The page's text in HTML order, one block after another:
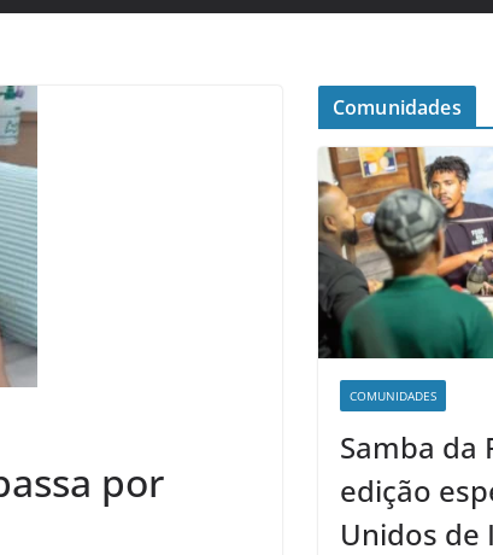
por
Comunidades
COMUNIDADES
Samba da
edição
Unidos de